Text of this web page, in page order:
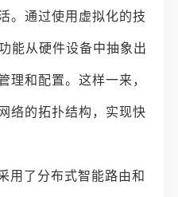
。通过使用虚拟化的技
能从硬件设备中抽象出
理和配置。这样一来，
络的拓扑结构，实现快
用了分布式智能路由和